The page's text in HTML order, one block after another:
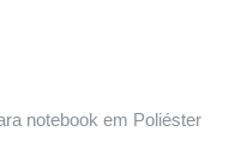
notebook em Poliéster